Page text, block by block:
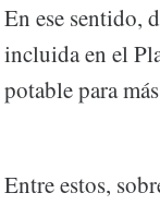
En ese sentido,
incluida en el
potable para
Entre estos,